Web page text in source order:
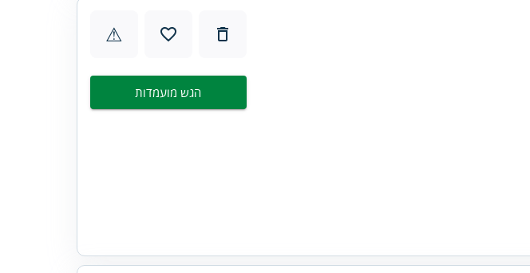
⚠
הגש מועמדות